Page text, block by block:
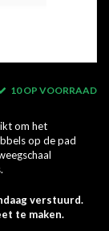
10 OP VOORRAAD
om het
op de pad
verstuurd.
te maken.